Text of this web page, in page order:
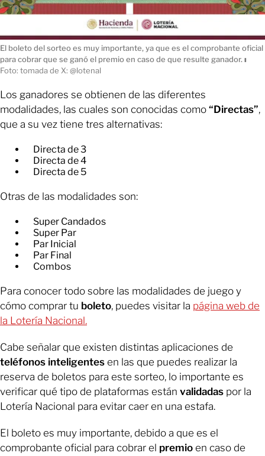
El boleto del sorteo es muy importante, ya que es el comprobante oficial
para cobrar que se ganó el premio en caso de que resulte ganador.ı
Foto: tomada de X: @lotenal
Los ganadores se obtienen de las diferentes
modalidades, las cuales son conocidas como “Directas”,
que a su vez tiene tres alternativas:
Directa de 3
Directa de 4
Directa de 5
Otras de las modalidades son:
Super Candados
Super Par
Par Inicial
Par Final
Combos
Para conocer todo sobre las modalidades de juego y
cómo comprar tu boleto, puedes visitar la página web de
la Lotería Nacional.
Cabe señalar que existen distintas aplicaciones de
teléfonos inteligentes en las que puedes realizar la
reserva de boletos para este sorteo, lo importante es
verificar qué tipo de plataformas están validadas por la
Lotería Nacional para evitar caer en una estafa.
El boleto es muy importante, debido a que es el
comprobante oficial para cobrar el premio en caso de